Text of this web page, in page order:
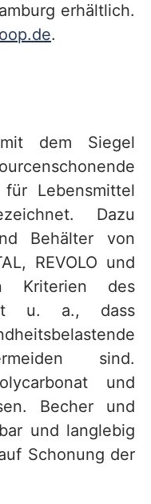
erhältlich.
.
dem Siegel
Lebensmittel
Dazu
Behälter von
REVOLO und
Kriterien des
u. a., dass
sind.
und
Becher und
und langlebig
Schonung der